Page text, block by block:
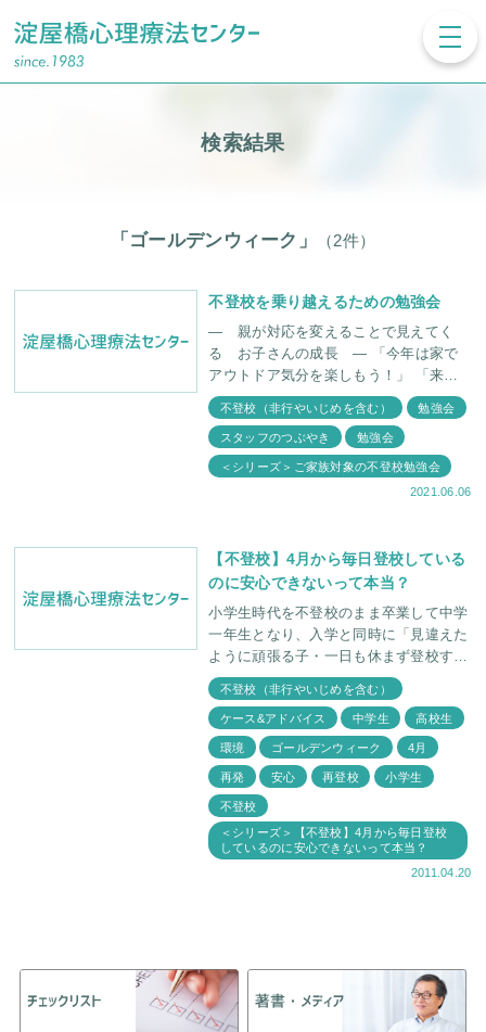
検索結果
「ゴールデンウィーク」 （2件）
不登校を乗り越えるための勉強会
— 親が対応を変えることで見えてく
る お子さんの成長 — 「今年は家で
アウトドア気分を楽しもう！」 「来年
こそは海外旅行に行こう！」 「オンラ
イン帰省も意外と楽しいな！」 今年は
いつもとは
不登校（非行やいじめを含む） 勉強会
スタッフのつぶやき 勉強会
＜シリーズ＞ご家族対象の不登校勉強会
2021.06.06
【不登校】4月から毎日登校している
のに安心できないって本当？
小学生時代を不登校のまま卒業して中学
一年生となり、入学と同時に「見違えた
ように頑張る子・一日も休まず登校する
子」は意外とおられると思います。「小
学校は卒業式さえも出られなかったのだ
から中学校もこのまま
不登校（非行やいじめを含む）
ケース&アドバイス 中学生 高校生
環境 ゴールデンウィーク 4月
再発 安心 再登校 小学生
不登校
＜シリーズ＞【不登校】4月から毎日登校
しているのに安心できないって本当？
2011.04.20